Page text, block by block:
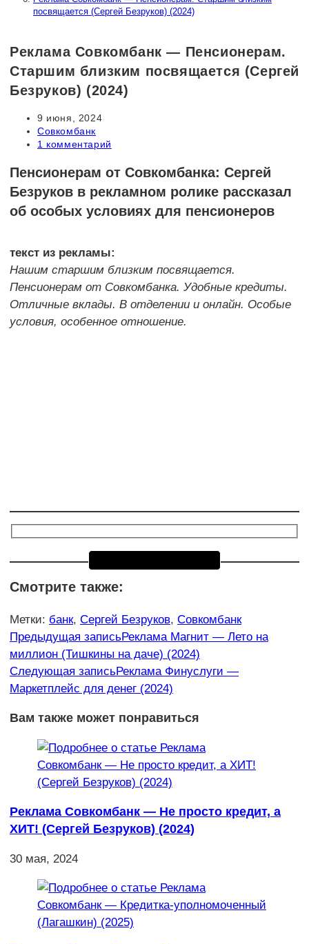
посвящается (Сергей Безруков) (2024)
Реклама Совкомбанк — Пенсионерам.
Старшим близким посвящается (Сергей
Безруков) (2024)
Запись
опубликована:
9 июня, 2024
Рубрика
записи:
Совкомбанк
Комментарии
записи:
1 комментарий
Пенсионерам от Совкомбанка: Сергей
Безруков в рекламном ролике рассказал
об особых условиях для пенсионеров
текст из рекламы:
Нашим старшим близким посвящается.
Пенсионерам от Совкомбанка. Удобные кредиты.
Отличные вклады. В отделении и онлайн. Особые
условия, особенное отношение.
Смотрите также:
Метки: банк, Сергей Безруков, Совкомбанк
Еще
статьи
Предыдущая записьРеклама Магнит — Лето на
миллион (Тишкины на даче) (2024)
Следующая записьРеклама Финуслуги —
Маркетплейс для денег (2024)
Вам также может понравиться
Реклама Совкомбанк — Не просто кредит, а
ХИТ! (Сергей Безруков) (2024)
30 мая, 2024